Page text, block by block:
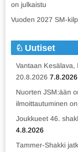
on julkaistu
Vuoden 2027 SM-
Uutiset
Vantaan Kesälava,
20.8.2026 7.8.2026
Nuorten JSM:ään
ilmoittautuminen
Joukkueet 46.
4.8.2026
Tammer-Shakki